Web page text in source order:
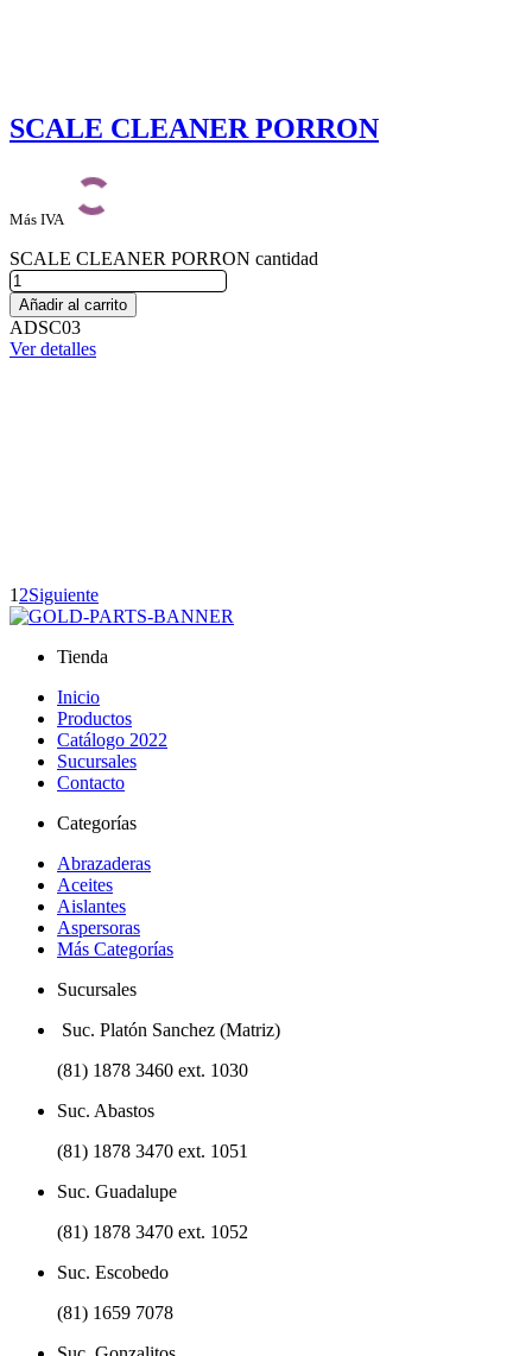
SCALE CLEANER PORRON
Más IVA
SCALE CLEANER PORRON cantidad
Añadir al carrito
ADSC03
Ver detalles
1 2Siguiente
Tienda
Inicio
Productos
Catálogo 2022
Sucursales
Contacto
Categorías
Abrazaderas
Aceites
Aislantes
Aspersoras
Más Categorías
Sucursales
Suc. Platón Sanchez (Matriz)
(81) 1878 3460 ext. 1030
Suc. Abastos
(81) 1878 3470 ext. 1051
Suc. Guadalupe
(81) 1878 3470 ext. 1052
Suc. Escobedo
(81) 1659 7078